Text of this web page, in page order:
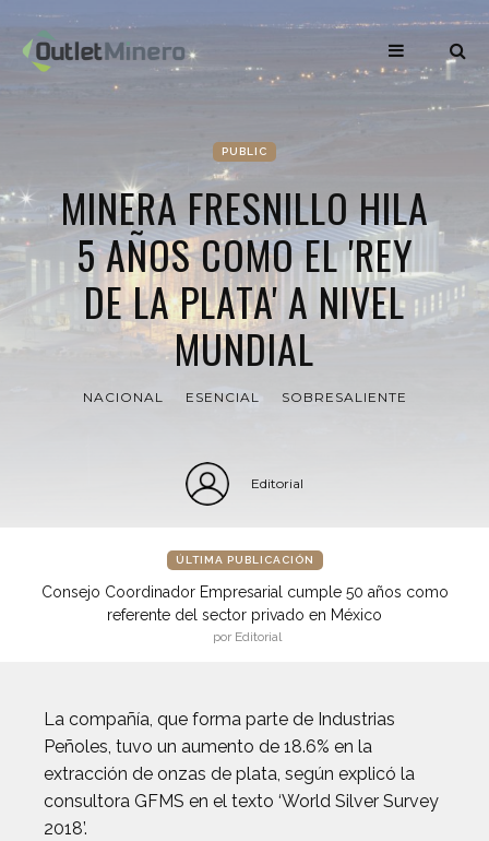
PUBLIC
MINERA FRESNILLO HILA
5 AÑOS COMO EL 'REY
DE LA PLATA' A NIVEL
MUNDIAL
NACIONAL ESENCIAL SOBRESALIENTE
Editorial
ÚLTIMA PUBLICACIÓN
Consejo Coordinador Empresarial cumple 50 años como
referente del sector privado en México
por Editorial
La compañía, que forma parte de Industrias
Peñoles, tuvo un aumento de 18.6% en la
extracción de onzas de plata, según explicó la
consultora GFMS en el texto ‘World Silver Survey
2018’.